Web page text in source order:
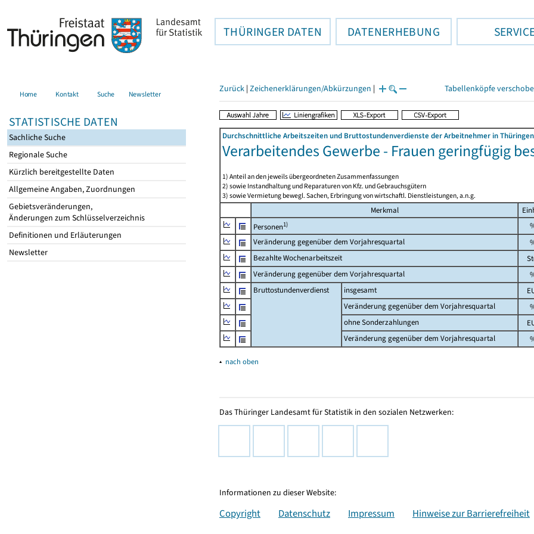
THÜRINGER DATEN DATENERHEBUNG
Home Kontakt Suche Newsletter
STATISTISCHE DATEN
Sachliche Suche
Regionale Suche
Kürzlich bereitgestellte Daten
Allgemeine Angaben, Zuordnungen
Gebietsveränderungen,
Änderungen zum Schlüsselverzeichnis
Definitionen und Erläuterungen
Newsletter
Zurück | Zeichenerklärungen/Abkürzungen | Tabellenköpfe
Durchschnittliche Arbeitszeiten und Bruttostundenverdienste der Arbeitnehmer in Thüringen
Verarbeitendes Gewerbe - Frauen geringfügig
1) Anteil an den jeweils übergeordneten Zusammenfassungen
2) sowie Instandhaltung und Reparaturen von Kfz. und Gebrauchsgütern
3) sowie Vermietung bewegl. Sachen, Erbringung von wirtschaftl. Dienstleistungen, a.n.g.
Merkmal
Personen1)
Veränderung gegenüber dem Vorjahresquartal
Bezahlte Wochenarbeitszeit
Veränderung gegenüber dem Vorjahresquartal
Bruttostundenverdienst
insgesamt
Veränderung gegenüber dem Vorjahresquartal
ohne Sonderzahlungen
Veränderung gegenüber dem Vorjahresquartal
▴ nach oben
Das Thüringer Landesamt für Statistik in den sozialen Netzwerken:
Informationen zu dieser Website:
Copyright Datenschutz Impressum Hinweise zur Barrierefreiheit